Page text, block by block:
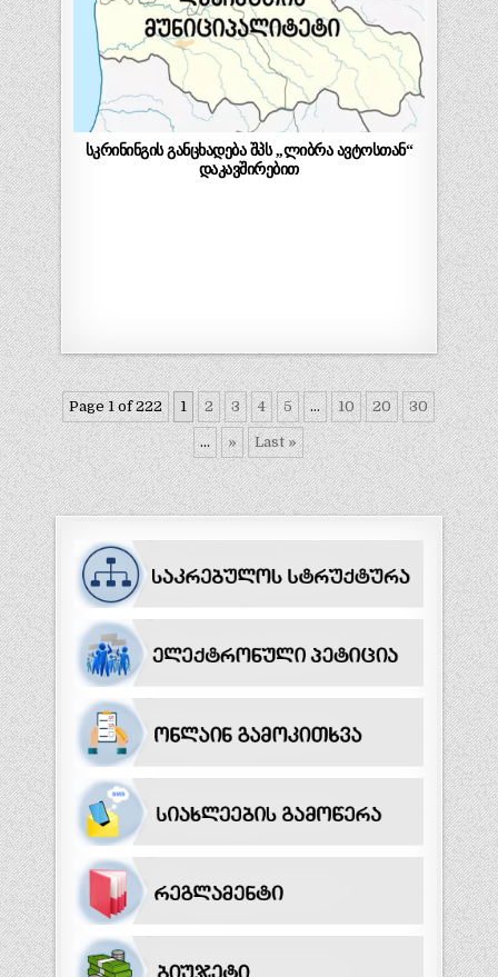
სკრინინგის განცხადება შპს ,,ლიბრა ავტოსთან“
დაკავშირებით
Page 1 of 222 1 2 3 4 5 ... 10 20 30
... » Last »